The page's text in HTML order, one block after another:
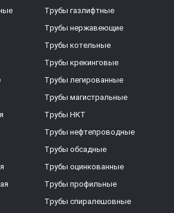
Трубы газлифтные
Трубы нержавеющие
Трубы котельные
Трубы крекинговые
Трубы легированные
Трубы магистральные
Трубы НКТ
Трубы нефтепроводные
Трубы обсадные
Трубы оцинкованные
Трубы профильные
Трубы спиралешовные